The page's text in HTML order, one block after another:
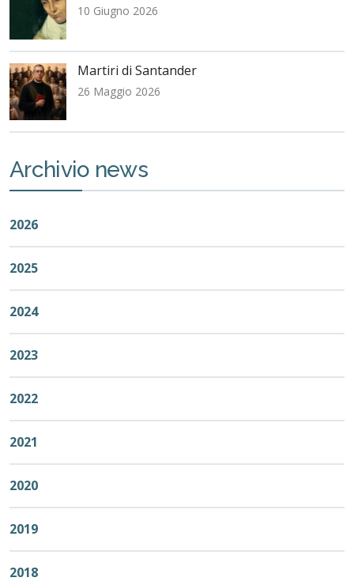
10 Giugno 2026
Martiri di Santander
26 Maggio 2026
Archivio news
2026
2025
2024
2023
2022
2021
2020
2019
2018